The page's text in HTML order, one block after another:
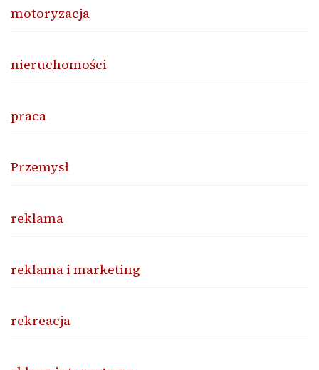
motoryzacja
nieruchomości
praca
Przemysł
reklama
reklama i marketing
rekreacja